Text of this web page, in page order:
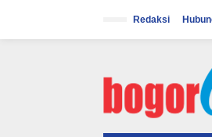
i
Redaksi